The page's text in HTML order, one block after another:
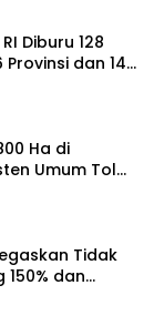
Diburu 128
dan 14
Ha di
Umum Tolak
Presiden
Tidak
dan